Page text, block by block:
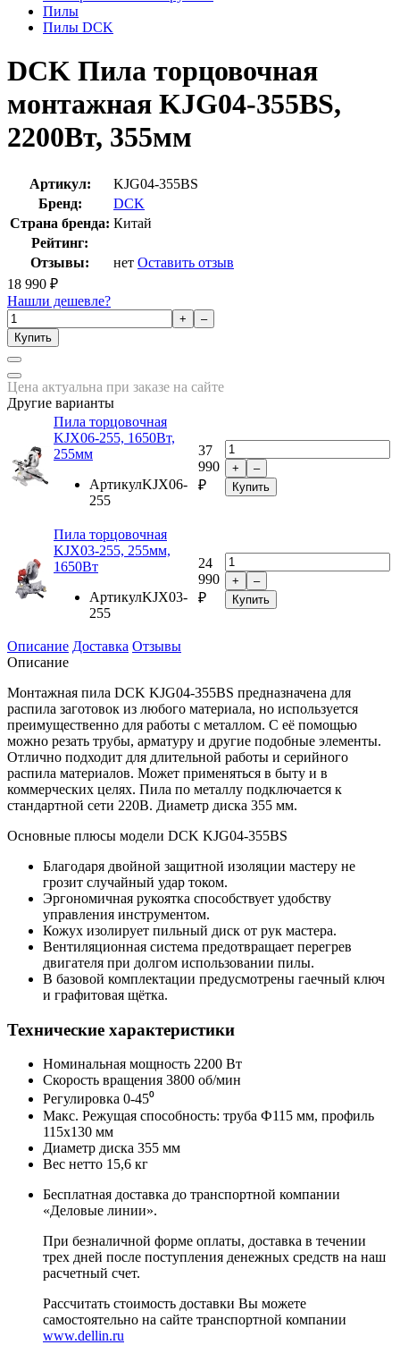
Пилы
Пилы DCK
DCK Пила торцовочная
монтажная KJG04-355BS,
2200Вт, 355мм
Артикул:
KJG04-355BS
Бренд:
DCK
Страна бренда: Китай
Рейтинг:
Отзывы:
нет Оставить отзыв
18 990 ₽
Нашли дешевле?
+
–
Купить
Цена актуальна при заказе на сайте
Другие варианты
Пила торцовочная
KJX06-255, 1650Вт,
255мм
АртикулKJX06-
255
37
990
₽
+
–
Купить
Пила торцовочная
KJX03-255, 255мм,
1650Вт
АртикулKJX03-
255
24
990
₽
+
–
Купить
Описание Доставка Отзывы
Описание
Монтажная пила DCK KJG04-355BS предназначена для
распила заготовок из любого материала, но используется
преимущественно для работы с металлом. С её помощью
можно резать трубы, арматуру и другие подобные элементы.
Отлично подходит для длительной работы и серийного
распила материалов. Может применяться в быту и в
коммерческих целях. Пила по металлу подключается к
стандартной сети 220В. Диаметр диска 355 мм.
Основные плюсы модели DCK KJG04-355BS
Благодаря двойной защитной изоляции мастеру не
грозит случайный удар током.
Эргономичная рукоятка способствует удобству
управления инструментом.
Кожух изолирует пильный диск от рук мастера.
Вентиляционная система предотвращает перегрев
двигателя при долгом использовании пилы.
В базовой комплектации предусмотрены гаечный ключ
и графитовая щётка.
Технические характеристики
Номинальная мощность 2200 Вт
Скорость вращения 3800 об/мин
Регулировка 0-45⁰
Макс. Режущая способность: труба Ф115 мм, профиль
115х130 мм
Диаметр диска 355 мм
Вес нетто 15,6 кг
Бесплатная доставка до транспортной компании
«Деловые линии».
При безналичной форме оплаты, доставка в течении
трех дней после поступления денежных средств на наш
расчетный счет.
Рассчитать стоимость доставки Вы можете
самостоятельно на сайте транспортной компании
www.dellin.ru